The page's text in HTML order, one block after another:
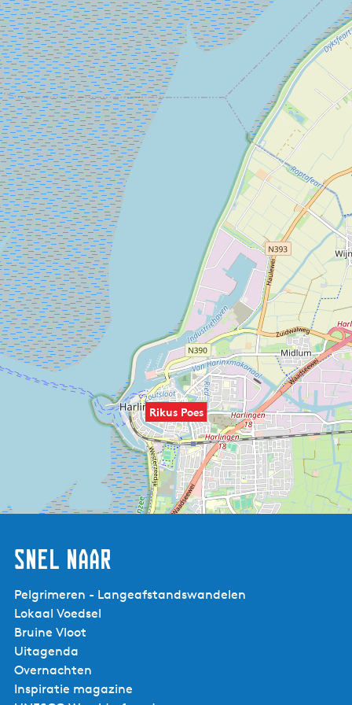
poes op het kentekenbordje van zijn brommer.
De stem van de stad
Vanaf 1952 tot zijn pensioen in 1978 reed Rikus elke dag
door Harlingen. Hij ging van straat naar straat, altijd op
zoek naar verhalen uit de buurt. Hij schreef over het
dagelijkse leven, festiviteiten en de mensen die de stad
maakten tot wat ze is. Rikus was niet zomaar een
verslaggever, maar een deel van de gemeenschap. U was
eerder verbaasd áls u hem een dag niet zag.
Het bronzen beeld is klein, maar de betekenis ervan is
groots. Het is een ode aan de kracht van lokale
journalistiek, aan verbondenheid en aan een man die de
ziel van Harlingen wist te vangen. Rikus Poes herinnert ons
eraan dat elk verhaal begint met goed kijken en echt
luisteren, en dat is precies wat hij zijn stad elke dag
opnieuw gaf.
Rikus Poes
Snel naar
Pelgrimeren - Langeafstandswandelen
Lokaal Voedsel
Bruine Vloot
Uitagenda
Overnachten
Inspiratie magazine